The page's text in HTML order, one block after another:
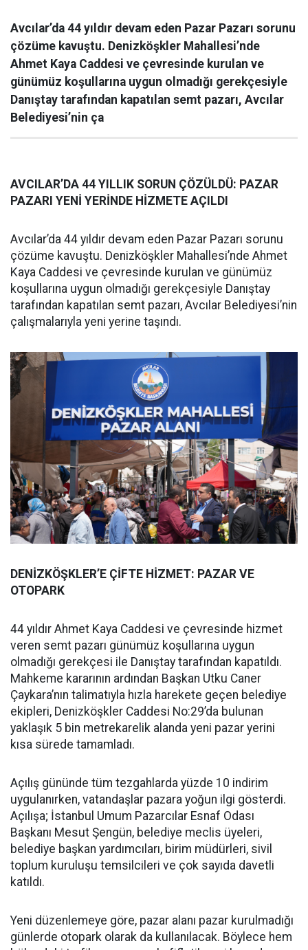
Avcılar’da 44 yıldır devam eden Pazar Pazarı sorunu
çözüme kavuştu. Denizköşkler Mahallesi’nde
Ahmet Kaya Caddesi ve çevresinde kurulan ve
günümüz koşullarına uygun olmadığı gerekçesiyle
Danıştay tarafından kapatılan semt pazarı, Avcılar
Belediyesi’nin ça
AVCILAR’DA 44 YILLIK SORUN ÇÖZÜLDÜ: PAZAR
PAZARI YENİ YERİNDE HİZMETE AÇILDI
Avcılar’da 44 yıldır devam eden Pazar Pazarı sorunu
çözüme kavuştu. Denizköşkler Mahallesi’nde Ahmet
Kaya Caddesi ve çevresinde kurulan ve günümüz
koşullarına uygun olmadığı gerekçesiyle Danıştay
tarafından kapatılan semt pazarı, Avcılar Belediyesi’nin
çalışmalarıyla yeni yerine taşındı.
DENİZKÖŞKLER’E ÇİFTE HİZMET: PAZAR VE
OTOPARK
44 yıldır Ahmet Kaya Caddesi ve çevresinde hizmet
veren semt pazarı günümüz koşullarına uygun
olmadığı gerekçesi ile Danıştay tarafından kapatıldı.
Mahkeme kararının ardından Başkan Utku Caner
Çaykara’nın talimatıyla hızla harekete geçen belediye
ekipleri, Denizköşkler Caddesi No:29’da bulunan
yaklaşık 5 bin metrekarelik alanda yeni pazar yerini
kısa sürede tamamladı.
Açılış gününde tüm tezgahlarda yüzde 10 indirim
uygulanırken, vatandaşlar pazara yoğun ilgi gösterdi.
Açılışa; İstanbul Umum Pazarcılar Esnaf Odası
Başkanı Mesut Şengün, belediye meclis üyeleri,
belediye başkan yardımcıları, birim müdürleri, sivil
toplum kuruluşu temsilcileri ve çok sayıda davetli
katıldı.
Yeni düzenlemeye göre, pazar alanı pazar kurulmadığı
günlerde otopark olarak da kullanılacak. Böylece hem